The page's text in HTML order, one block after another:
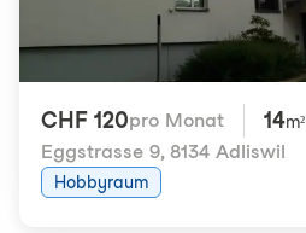
CHF 120pro Monat 14m²
Eggstrasse 9, 8134 Adliswil
Hobbyraum